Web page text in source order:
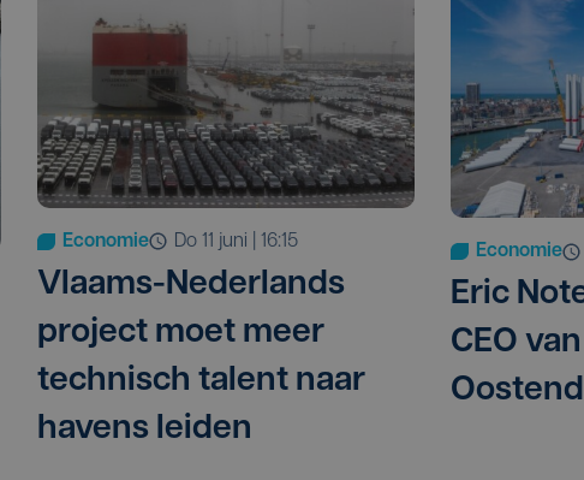
Economie do 11 juni | 16:15
Vlaams-Nederlands
project moet meer
technisch talent naar
havens leiden
Economie
Eric
CEO